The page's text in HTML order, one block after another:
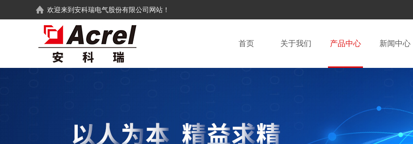
欢迎来到安科瑞电气股份有限公司 网站！
首页 关于我们 产品中心 新闻中心